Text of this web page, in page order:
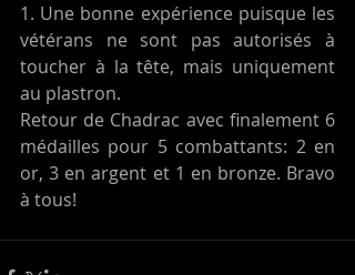
1. Une bonne expérience puisque les
vétérans ne sont pas autorisés à
toucher à la tête, mais uniquement
au plastron.
Retour de Chadrac avec finalement 6
médailles pour 5 combattants: 2 en
or, 3 en argent et 1 en bronze. Bravo
à tous!